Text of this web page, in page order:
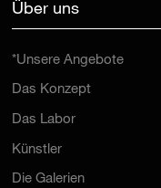
Über uns
*Unsere Angebote
Das Konzept
Das Labor
Künstler
Die Galerien